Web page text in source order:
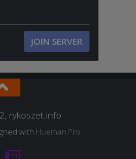
JOIN SERVER
rykoszet.info
with Hueman Pro